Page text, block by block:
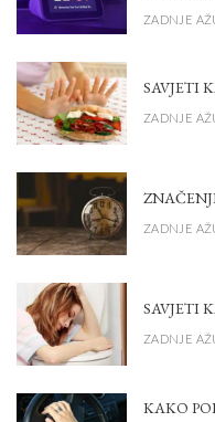
ZADNJE
SAVJETI
ZADNJE
ZADNJE
SAVJETI
ZADNJE
KAKO